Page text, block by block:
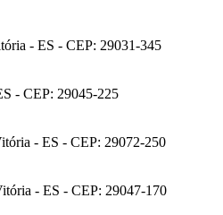
- ES - CEP: 29031-345
- CEP: 29045-225
- ES - CEP: 29072-250
- ES - CEP: 29047-170